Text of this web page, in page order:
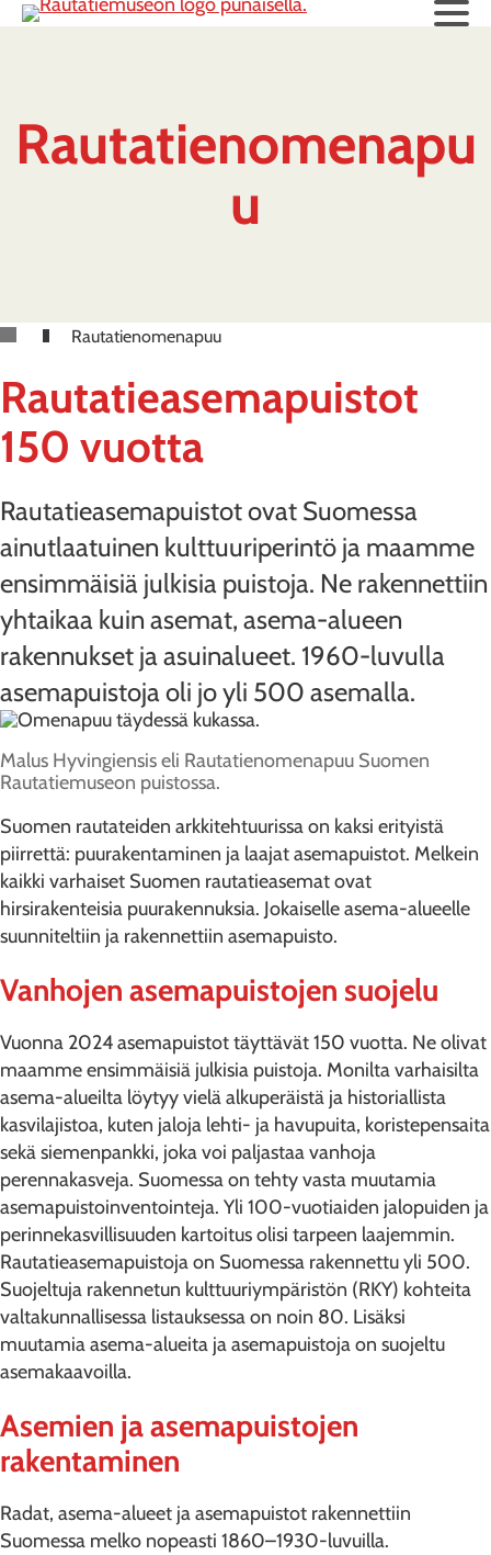
Rautatienomenapu
u
Rautatienomenapuu
Rautatieasemapuistot
150 vuotta
Rautatieasemapuistot ovat Suomessa
ainutlaatuinen kulttuuriperintö ja maamme
ensimmäisiä julkisia puistoja. Ne rakennettiin
yhtaikaa kuin asemat, asema-alueen
rakennukset ja asuinalueet. 1960-luvulla
asemapuistoja oli jo yli 500 asemalla.
Malus Hyvingiensis eli Rautatienomenapuu Suomen
Rautatiemuseon puistossa.
Suomen rautateiden arkkitehtuurissa on kaksi erityistä
piirrettä: puurakentaminen ja laajat asemapuistot. Melkein
kaikki varhaiset Suomen rautatieasemat ovat
hirsirakenteisia puurakennuksia. Jokaiselle asema-alueelle
suunniteltiin ja rakennettiin asemapuisto.
Vanhojen asemapuistojen suojelu
Vuonna 2024 asemapuistot täyttävät 150 vuotta. Ne olivat
maamme ensimmäisiä julkisia puistoja. Monilta varhaisilta
asema-alueilta löytyy vielä alkuperäistä ja historiallista
kasvilajistoa, kuten jaloja lehti- ja havupuita, koristepensaita
sekä siemenpankki, joka voi paljastaa vanhoja
perennakasveja. Suomessa on tehty vasta muutamia
asemapuistoinventointeja. Yli 100-vuotiaiden jalopuiden ja
perinnekasvillisuuden kartoitus olisi tarpeen laajemmin.
Rautatieasemapuistoja on Suomessa rakennettu yli 500.
Suojeltuja rakennetun kulttuuriympäristön (RKY) kohteita
valtakunnallisessa listauksessa on noin 80. Lisäksi
muutamia asema-alueita ja asemapuistoja on suojeltu
asemakaavoilla.
Asemien ja asemapuistojen
rakentaminen
Radat, asema-alueet ja asemapuistot rakennettiin
Suomessa melko nopeasti 1860–1930-luvuilla.